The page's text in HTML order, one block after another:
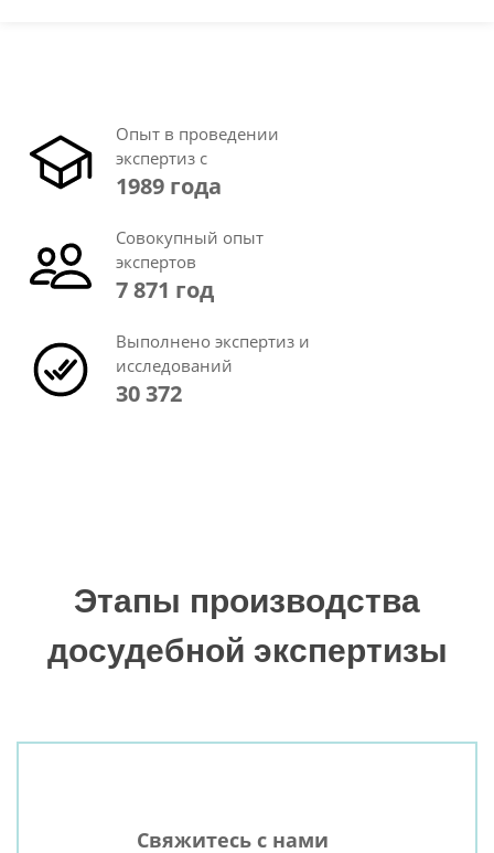
Опыт в проведении
экспертиз с
1989 года
Совокупный опыт
экспертов
7 871 год
Выполнено экспертиз и
исследований
30 372
Этапы производства
досудебной экспертизы
Свяжитесь с нами